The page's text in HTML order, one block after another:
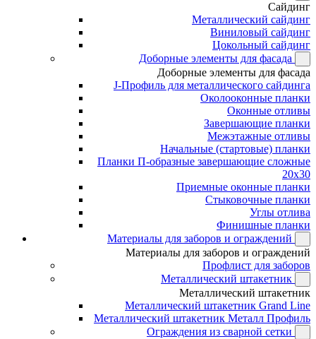
Сайдинг
Металлический сайдинг
Виниловый сайдинг
Цокольный сайдинг
Доборные элементы для фасада
Доборные элементы для фасада
J-Профиль для металлического сайдинга
Околооконные планки
Оконные отливы
Завершающие планки
Межэтажные отливы
Начальные (стартовые) планки
Планки П-образные завершающие сложные
20x30
Приемные оконные планки
Стыковочные планки
Углы отлива
Финишные планки
Материалы для заборов и ограждений
Материалы для заборов и ограждений
Профлист для заборов
Металлический штакетник
Металлический штакетник
Металлический штакетник Grand Line
Металлический штакетник Металл Профиль
Ограждения из сварной сетки